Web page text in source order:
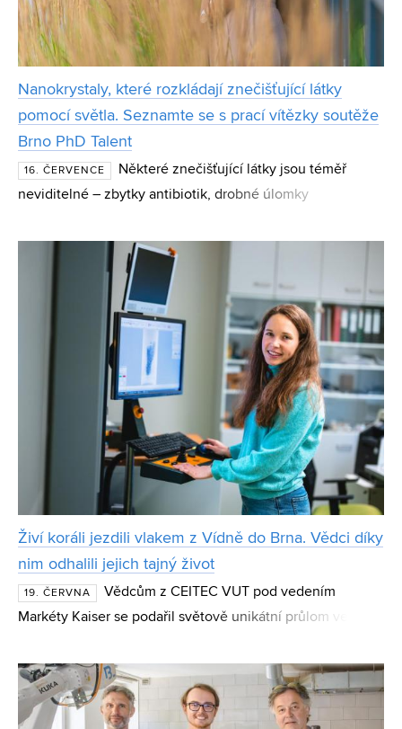
Nanokrystaly, které rozkládají znečišťující látky
pomocí světla. Seznamte se s prací vítězky soutěže
Brno PhD Talent
16. ČERVENCE
Některé znečišťující látky jsou téměř
neviditelné – zbytky antibiotik, drobné úlomky
bez povšimnutí. Anjali Valadi Palliyalil, doktorandka na
Živí koráli jezdili vlakem z Vídně do Brna. Vědci díky
nim odhalili jejich tajný život
19. ČERVNA
Vědcům z CEITEC VUT pod vedením
Markéty Kaiser se podařil světově unikátní průlom ve
poprvé sledovat růst živých mořských korálů v reálném
čase a o